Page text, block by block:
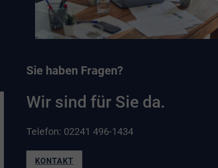
Sie haben Fragen?
Wir sind für Sie da.
Telefon: 02241 496-1434
KONTAKT